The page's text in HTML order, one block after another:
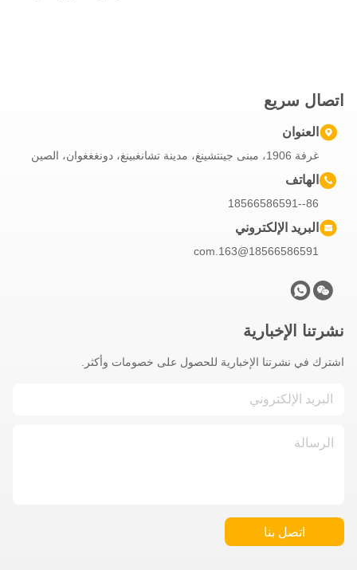
اتصال سريع
العنوان
غرفة 1906، مبنى جينتشينغ، مدينة تشانغبينغ، دونغغغوان، الصين
الهاتف
86--18566586591
البريد الإلكتروني
18566586591@163.com
نشرتنا الإخبارية
اشترك في نشرتنا الإخبارية للحصول على خصومات وأكثر.
اتصل بنا